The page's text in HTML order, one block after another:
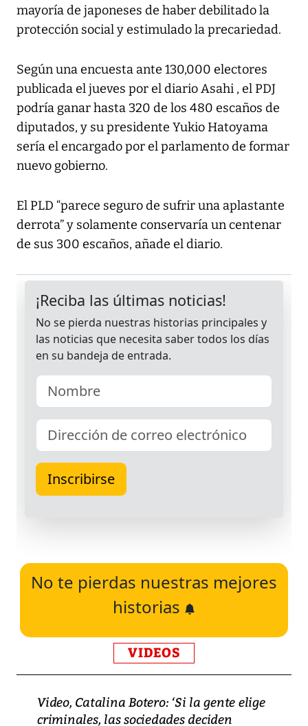
mayoría de japoneses de haber debilitado la
protección social y estimulado la precariedad.
Según una encuesta ante 130,000 electores
publicada el jueves por el diario Asahi , el PDJ
podría ganar hasta 320 de los 480 escaños de
diputados, y su presidente Yukio Hatoyama
sería el encargado por el parlamento de formar
nuevo gobierno.
El PLD “parece seguro de sufrir una aplastante
derrota” y solamente conservaría un centenar
de sus 300 escaños, añade el diario.
No te pierdas nuestras mejores
historias
VIDEOS
Video, Catalina Botero: ‘Si la gente elige
criminales, las sociedades deciden